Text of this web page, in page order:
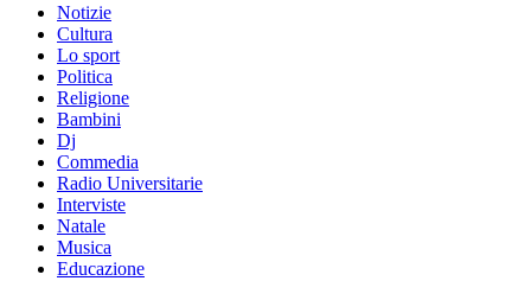
Notizie
Cultura
Lo sport
Politica
Religione
Bambini
Dj
Commedia
Radio Universitarie
Interviste
Natale
Musica
Educazione